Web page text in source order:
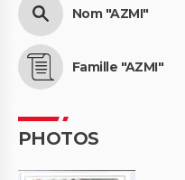
Nom "AZMI"
Famille "AZMI"
PHOTOS